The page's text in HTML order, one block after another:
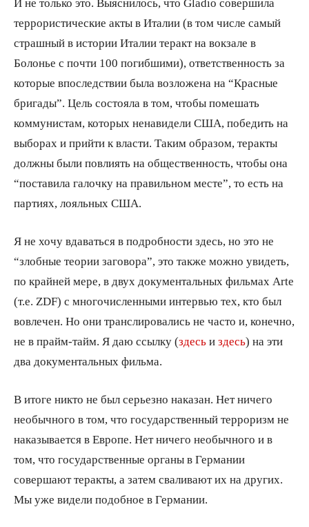
террористические акты в Италии (в том числе самый
страшный в истории Италии теракт на вокзале в
Болонье с почти 100 погибшими), ответственность за
которые впоследствии была возложена на “Красные
бригады”. Цель состояла в том, чтобы помешать
коммунистам, которых ненавидели США, победить на
выборах и прийти к власти. Таким образом, теракты
должны были повлиять на общественность, чтобы она
“поставила галочку на правильном месте”, то есть на
партиях, лояльных США.
Я не хочу вдаваться в подробности здесь, но это не
“злобные теории заговора”, это также можно увидеть,
по крайней мере, в двух документальных фильмах Arte
(т.е. ZDF) с многочисленными интервью тех, кто был
вовлечен. Но они транслировались не часто и, конечно,
не в прайм-тайм. Я даю ссылку (здесь и здесь) на эти
два документальных фильма.
В итоге никто не был серьезно наказан. Нет ничего
необычного в том, что государственный терроризм не
наказывается в Европе. Нет ничего необычного и в
том, что государственные органы в Германии
совершают теракты, а затем сваливают их на других.
Мы уже видели подобное в Германии.